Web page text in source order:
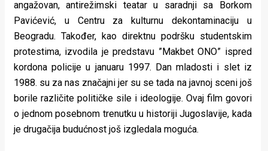
angažovan, antirežimski teatar u saradnji sa Borkom
Pavićević, u Centru za kulturnu dekontaminaciju u
Beogradu. Također, kao direktnu podršku studentskim
protestima, izvodila je predstavu ”Makbet ONO” ispred
kordona policije u januaru 1997. Dan mladosti i slet iz
1988. su za nas značajni jer su se tada na javnoj sceni još
borile različite političke sile i ideologije. Ovaj film govori
o jednom posebnom trenutku u historiji Jugoslavije, kada
je drugačija budućnost još izgledala moguća.